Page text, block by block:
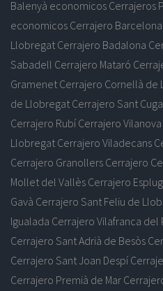
Balenyà economicos Cerrajeros
economicos Cerrajero Barcelona
Llobregat Cerrajero Badalona
Sabadell Cerrajero Mataró
Gramenet Cerrajero Cornellà de
de Llobregat Cerrajero Sant
Cerrajero Rubí Cerrajero
Llobregat Cerrajero Viladecans
Cerrajero Granollers Cerrajero
Mollet del Vallès Cerrajero
Gavà Cerrajero Sant Feliu de
Igualada Cerrajero Vilafranca del
Cerrajero Sant Adrià de Besòs
Cerrajero Sant Joan Despí
Cerrajero Premià de Mar